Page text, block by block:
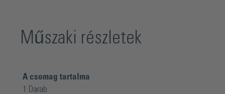
Műszaki részletek
A csomag tartalma
1 Darab